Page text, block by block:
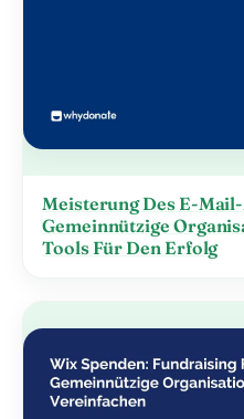
Meisterung Des E-
Gemeinnützige
Tools Für Den Erfolg